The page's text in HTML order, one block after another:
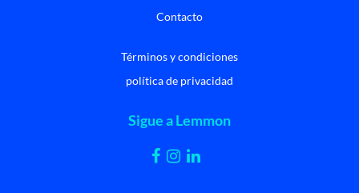
Contacto
Términos y condiciones
política de privacidad
Sigue a Lemmon